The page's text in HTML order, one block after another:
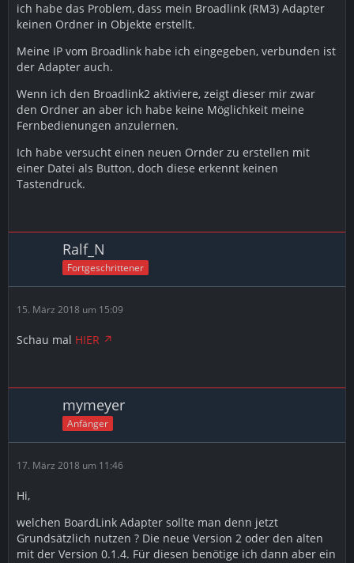
ich habe das Problem, dass mein Broadlink (RM3) Adapter
keinen Ordner in Objekte erstellt.
Meine IP vom Broadlink habe ich eingegeben, verbunden ist
der Adapter auch.
Wenn ich den Broadlink2 aktiviere, zeigt dieser mir zwar
den Ordner an aber ich habe keine Möglichkeit meine
Fernbedienungen anzulernen.
Ich habe versucht einen neuen Ornder zu erstellen mit
einer Datei als Button, doch diese erkennt keinen
Tastendruck.
Ralf_N
Fortgeschrittener
15. März 2018 um 15:09
Schau mal HIER
mymeyer
Anfänger
17. März 2018 um 11:46
Hi,
welchen BoardLink Adapter sollte man denn jetzt
Grundsätzlich nutzen ? Die neue Version 2 oder den alten
mit der Version 0.1.4. Für diesen benötige ich dann aber ein